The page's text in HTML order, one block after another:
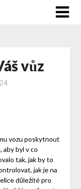
vůz
vozu poskytnout
byl v co
tak, jak by to
jak je na
důležité pro